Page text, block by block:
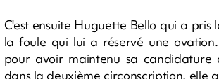
C'est ensuite Huguette Bello qui a
la foule qui lui a réservé une
pour avoir maintenu sa
dans la deuxième circonscription, elle